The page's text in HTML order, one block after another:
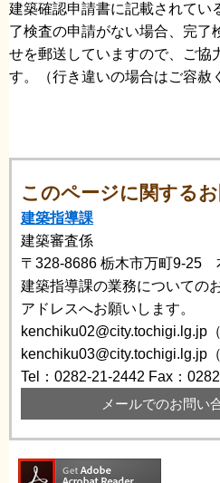
建築確認申請書に記載されてい
了検査の申請がない場合、完了
せを郵送していますので、ご協
す。（行き違いの場合はご容赦
このページに関する
建築指導課
建築審査係
〒328-8686 栃木市万町9-25
建築指導課の業務についての
アドレスへお願いします。
kenchiku02@city.tochigi.lg.jp
kenchiku03@city.tochigi.lg.jp
Tel：0282-21-2442 Fax：
メールでのお問い